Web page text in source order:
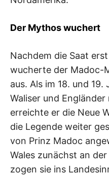
Der Mythos wuchert
Nachdem die Saat
wucherte der Madoc-
aus. Als im 18. und
Waliser und
erreichte er die Neue
die Legende weiter
von Prinz Madoc
Wales zunächst an
zogen sie ins